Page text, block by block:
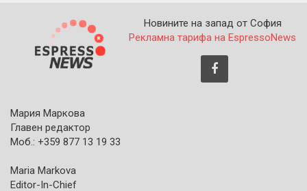
Новините на запад от София
Рекламна тарифа на EspressoNews
Мария Маркова
Главен редактор
Моб.: +359 877 13 19 33
Maria Markova
Editor-In-Chief